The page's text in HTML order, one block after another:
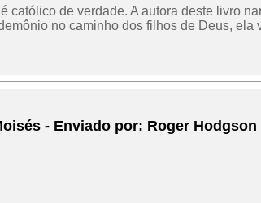
católico de verdade. A autora deste livro
no caminho dos filhos de Deus, ela
- Enviado por: Roger Hodgson